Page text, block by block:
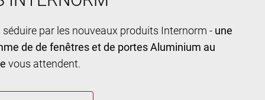
par les nouveaux produits Internorm - une
de de fenêtres et de portes Aluminium au
vous attendent.